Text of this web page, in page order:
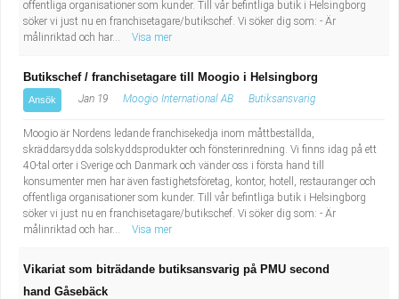
offentliga organisationer som kunder. Till vår befintliga butik i Helsingborg
söker vi just nu en franchisetagare/butikschef. Vi söker dig som: - Är
målinriktad och har...
Visa mer
Butikschef / franchisetagare till Moogio i Helsingborg
Ansök Jan 19 Moogio International AB Butiksansvarig
Moogio är Nordens ledande franchisekedja inom måttbeställda,
skräddarsydda solskyddsprodukter och fönsterinredning. Vi finns idag på ett
40-tal orter i Sverige och Danmark och vänder oss i första hand till
konsumenter men har även fastighetsföretag, kontor, hotell, restauranger och
offentliga organisationer som kunder. Till vår befintliga butik i Helsingborg
söker vi just nu en franchisetagare/butikschef. Vi söker dig som: - Är
målinriktad och har...
Visa mer
Vikariat som biträdande butiksansvarig på PMU second
hand Gåsebäck